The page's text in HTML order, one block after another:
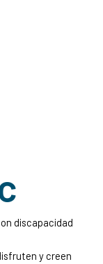
discapacidad
y creen